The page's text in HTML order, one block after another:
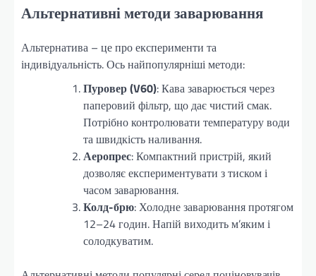
Альтернативні методи заварювання
Альтернатива – це про експерименти та
індивідуальність. Ось найпопулярніші методи:
Пуровер (V60): Кава заварюється через
паперовий фільтр, що дає чистий смак.
Потрібно контролювати температуру води
та швидкість наливання.
Аеропрес: Компактний пристрій, який
дозволяє експериментувати з тиском і
часом заварювання.
Колд-брю: Холодне заварювання протягом
12–24 годин. Напій виходить м’яким і
солодкуватим.